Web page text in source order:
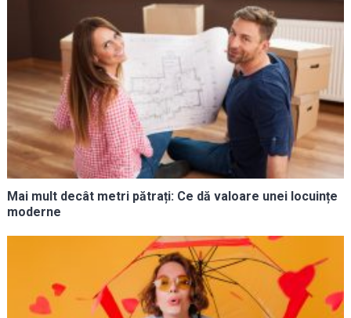
Mai mult decât metri pătrați: Ce dă valoare unei locuințe
moderne